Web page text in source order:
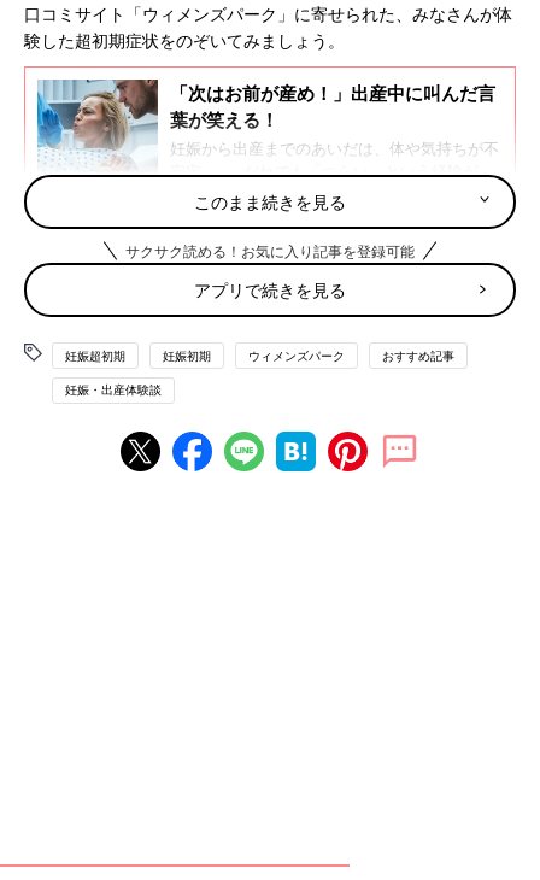
口コミサイト「ウィメンズパーク」に寄せられた、みなさんが体
験した超初期症状をのぞいてみましょう。
「次はお前が産め！」出産中に叫んだ言
葉が笑える！
妊娠から出産までのあいだは、体や気持ちが不
安定……。だれでも「つらい」という経験があ
ると思います。出産のときあまりの痛みに、思
いがけず何かを叫んでしまったという話はよく
聞きますよね。周りに聞くと、もはや記憶にな
い言葉を叫んでいることも……。今回は、先輩
ママたちが出産中に叫んだちょっと笑える名言
動悸＆乳首がヒリヒリ
「動悸と乳首がヒリヒリしました。そんなこと初めてだったので
『これは妊娠してるな～』と思い、フライングで検査してみたと
ころ、陽性でした」
眠気＆猫がべったり
「なんとなく、下腹部があたたかくてチクチクしていました。
このまま続きを見る
サクサク読める！お気に入り記事を登録可能
アプリで続きを見る
妊娠超初期 妊娠初期 ウィメンズパーク おすすめ記事
妊娠・出産体験談